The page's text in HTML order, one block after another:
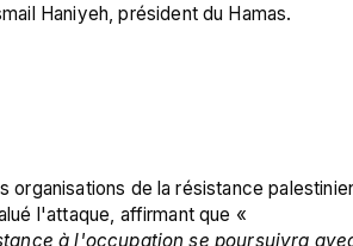
Haniyeh, président du Hamas.
organisations de la résistance
l'attaque, affirmant que «
à l'occupation se poursuivra